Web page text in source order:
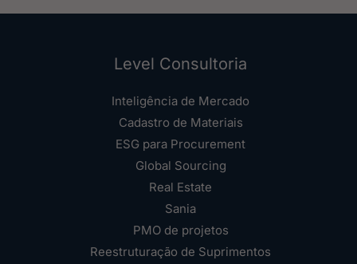
Level Consultoria
Inteligência de Mercado
Cadastro de Materiais
ESG para Procurement
Global Sourcing
Real Estate
Sania
PMO de projetos
Reestruturação de Suprimentos